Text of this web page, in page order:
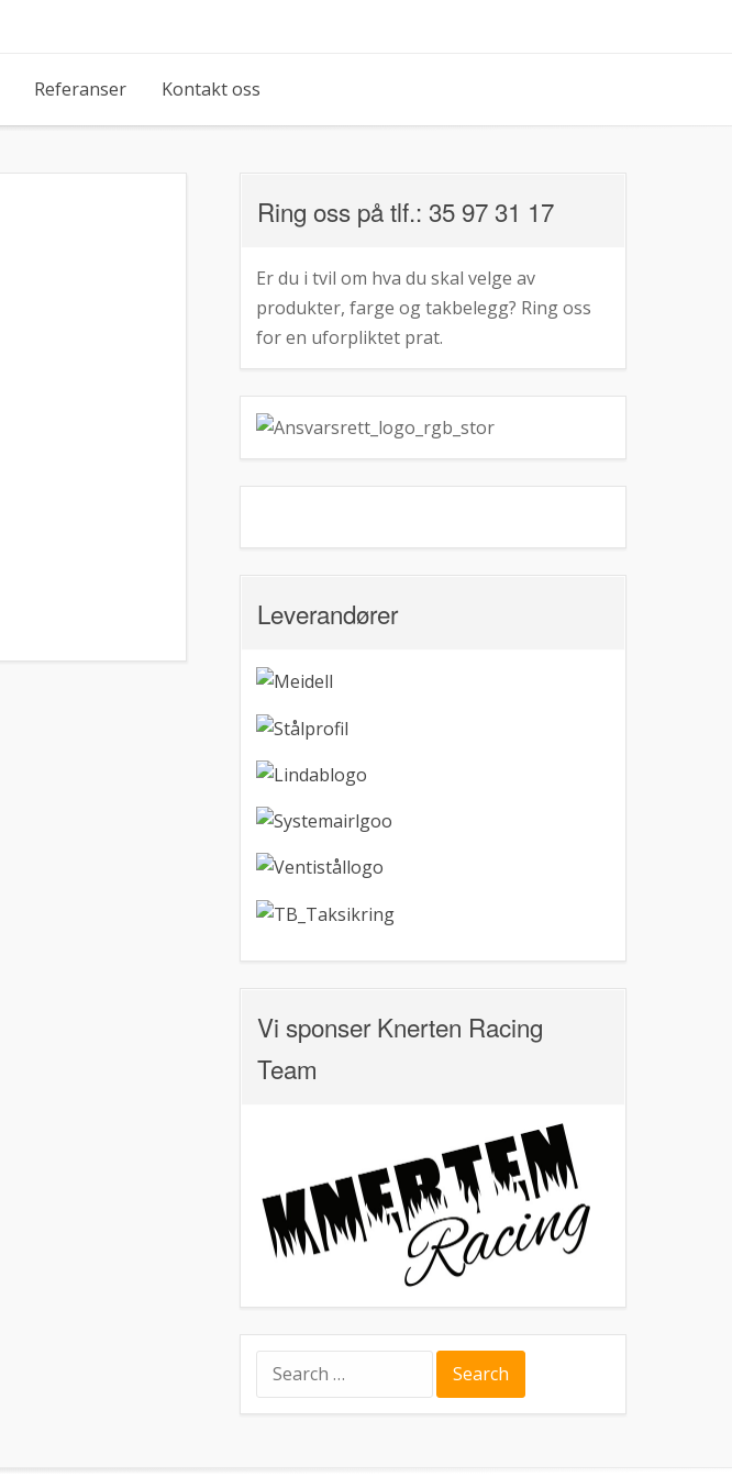
Referanser Kontakt oss
Ring oss på tlf.: 35 97 31 17
Er du i tvil om hva du skal velge av
produkter, farge og takbelegg? Ring oss
for en uforpliktet prat.
Leverandører
Vi sponser Knerten Racing
Team
for: